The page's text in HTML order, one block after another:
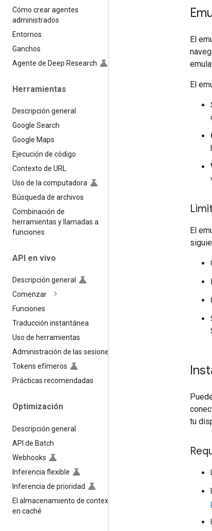
Cómo crear agentes
administrados
Entornos
Ganchos
Agente de Deep Research
Herramientas
Descripción general
Google Search
Google Maps
Ejecución de código
Contexto de URL
Uso de la computadora
Búsqueda de archivos
Combinación de
herramientas y llamadas a
funciones
API en vivo
Descripción general
Comenzar
Funciones
Traducción instantánea
Uso de herramientas
Administración de las sesiones
Tokens efímeros
Prácticas recomendadas
Optimización
Descripción general
API de Batch
Webhooks
Inferencia flexible
Inferencia de prioridad
El almacenamiento de contexto
en caché
El
El
El
tu